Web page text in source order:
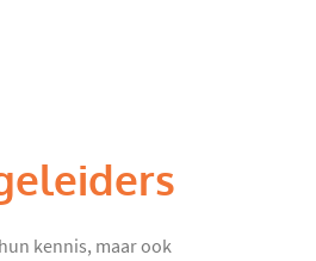
kennis, maar ook